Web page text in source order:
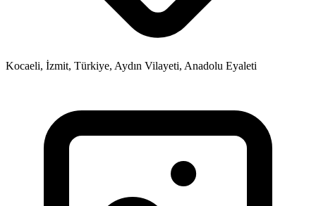
Kocaeli, İzmit, Türkiye, Aydın Vilayeti, Anadolu Eyaleti